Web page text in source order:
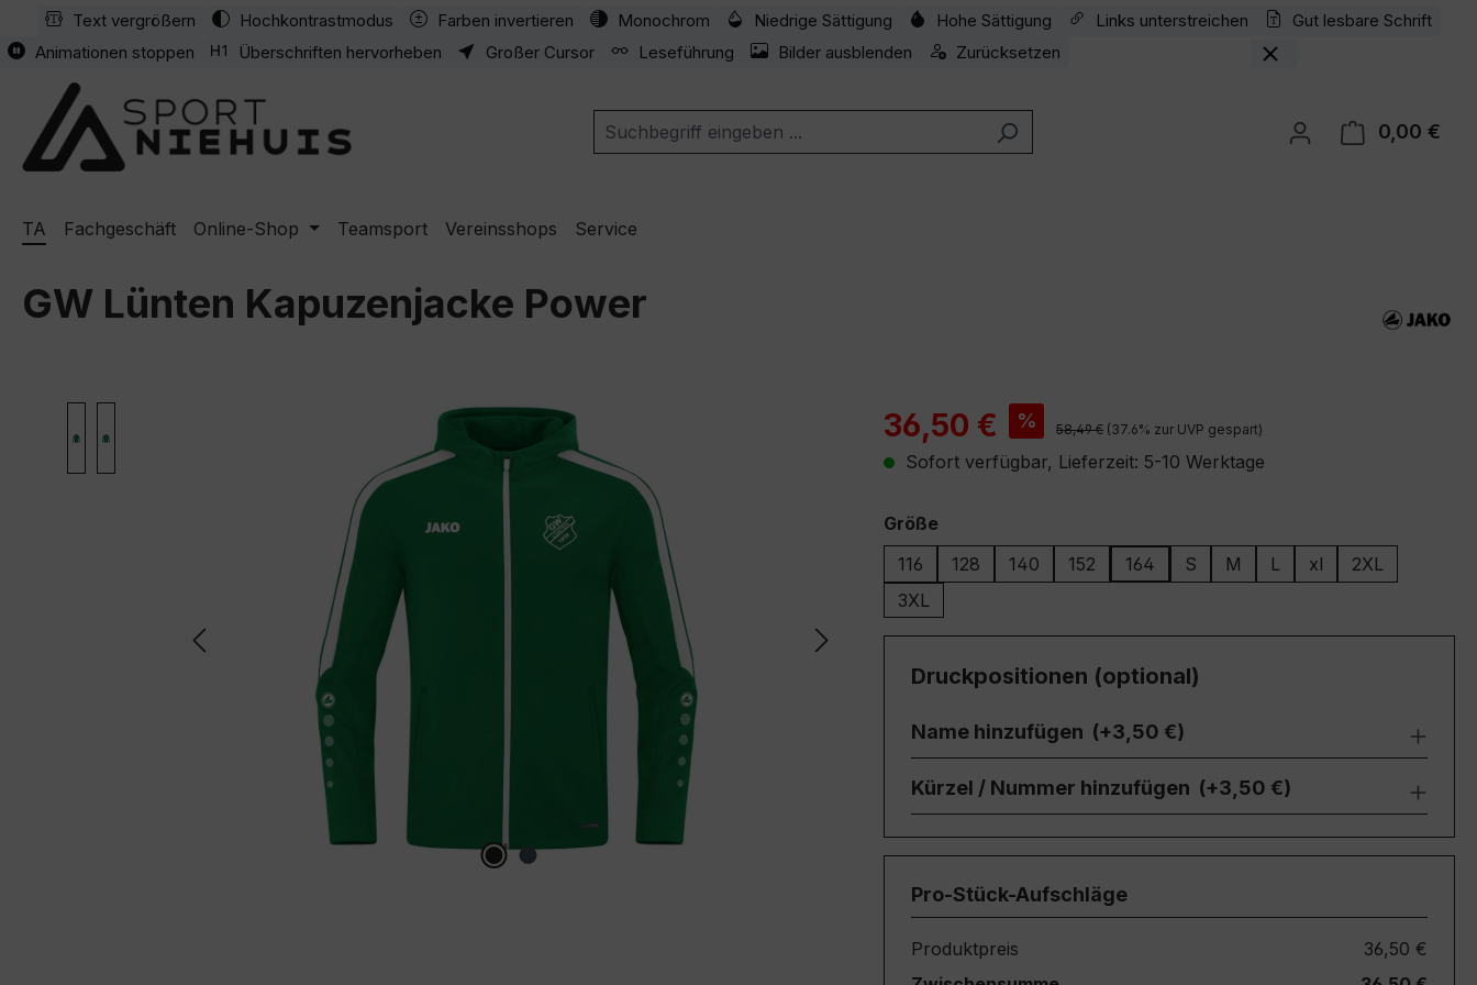
Hauptinhalt springen
Zur Suche springen
Zur Hauptnavigation springen
Text vergrößern Hochkontrastmodus Farben invertieren Monochrom Niedrige Sättigung Hohe Sättigung Links unterstreichen
Gut lesbare Schrift
Animationen stoppen
Überschriften hervorheben Großer Cursor Leseführung Bilder ausblenden Zurücksetzen
0,00 €
TA Fachgeschäft Online-Shop Teamsport Vereinsshops Service
GW Lünten Kapuzenjacke Power
Verkaufspreis:
36,50 € % Regulärer Preis:
58,49 € (37.6% zur UVP gespart)
Sofort verfügbar, Lieferzeit: 5-10 Werktage
Größeauswählen
116
128 140 152 164 S M L xl
2XL
3XL
Druckpositionen (optional)
Name hinzufügen (+3,50 €)
Kürzel / Nummer hinzufügen (+3,50 €)
Pro-Stück-Aufschläge
Produktpreis
36,50 €